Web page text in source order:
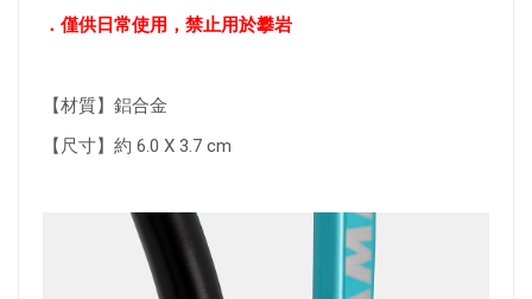
．僅供日常使用，禁止用於攀岩
【材質】鋁合金
【尺寸】約 6.0 X 3.7 cm